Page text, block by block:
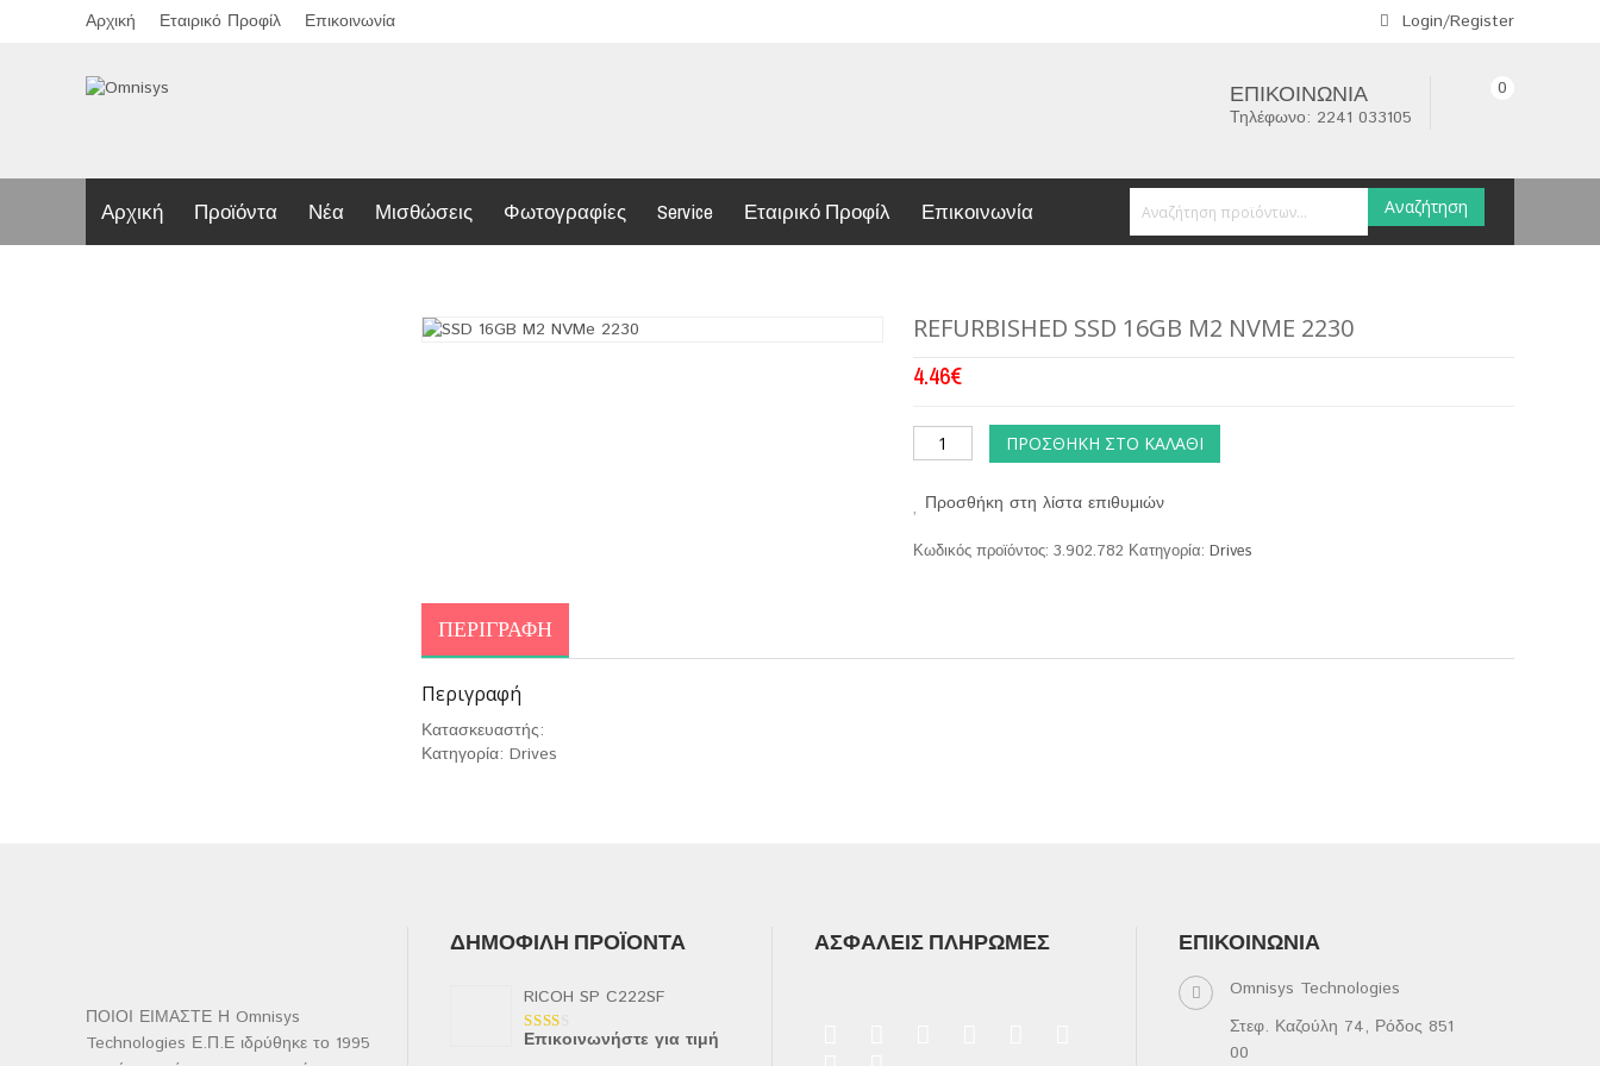
Αρχική Εταιρικό Προφίλ Επικοινωνία Login/Register
ΕΠΙΚΟΙΝΩΝΊΑ
Τηλέφωνο: 2241 033105
0
Αρχική Προϊόντα Νέα Μισθώσεις Φωτογραφίες Service Εταιρικό Προφίλ Επικοινωνία Αναζήτηση
REFURBISHED SSD 16GB M2 NVME 2230
4.46€
ΠΡΟΣΘΉΚΗ ΣΤΟ ΚΑΛΆΘΙ
Προσθήκη στη λίστα επιθυμιών
Κωδικός προϊόντος:3.902.782 Κατηγορία:Drives
ΠΕΡΙΓΡΑΦΉ
Περιγραφή
Κατασκευαστής:
Κατηγορία: Drives
ΠΟΙΟΙ ΕΙΜΑΣΤΕ Η Omnisys
Technologies Ε.Π.Ε ιδρύθηκε το 1995
ΔΗΜΟΦΙΛΉ ΠΡΟΪΌΝΤΑ
RICOH SP C222SF
Βαθμολογήθηκε
Επικοινωνήστε για τιμή
ΑΣΦΑΛΕΊΣ ΠΛΗΡΩΜΈΣ ΕΠΙΚΟΙΝΩΝΊΑ
Omnisys Technologies
Στεφ. Καζούλη 74, Ρόδος 851
00